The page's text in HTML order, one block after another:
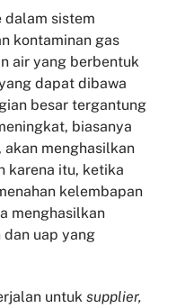
dalam sistem
kontaminan gas
air yang berbentuk
dapat dibawa
besar tergantung
biasanya
akan menghasilkan
karena itu, ketika
kelembapan
menghasilkan
uap yang
untuksupplier,